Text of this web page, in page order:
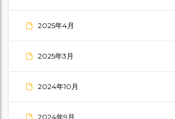
2025年4月
2025年3月
2024年10月
2024年9月